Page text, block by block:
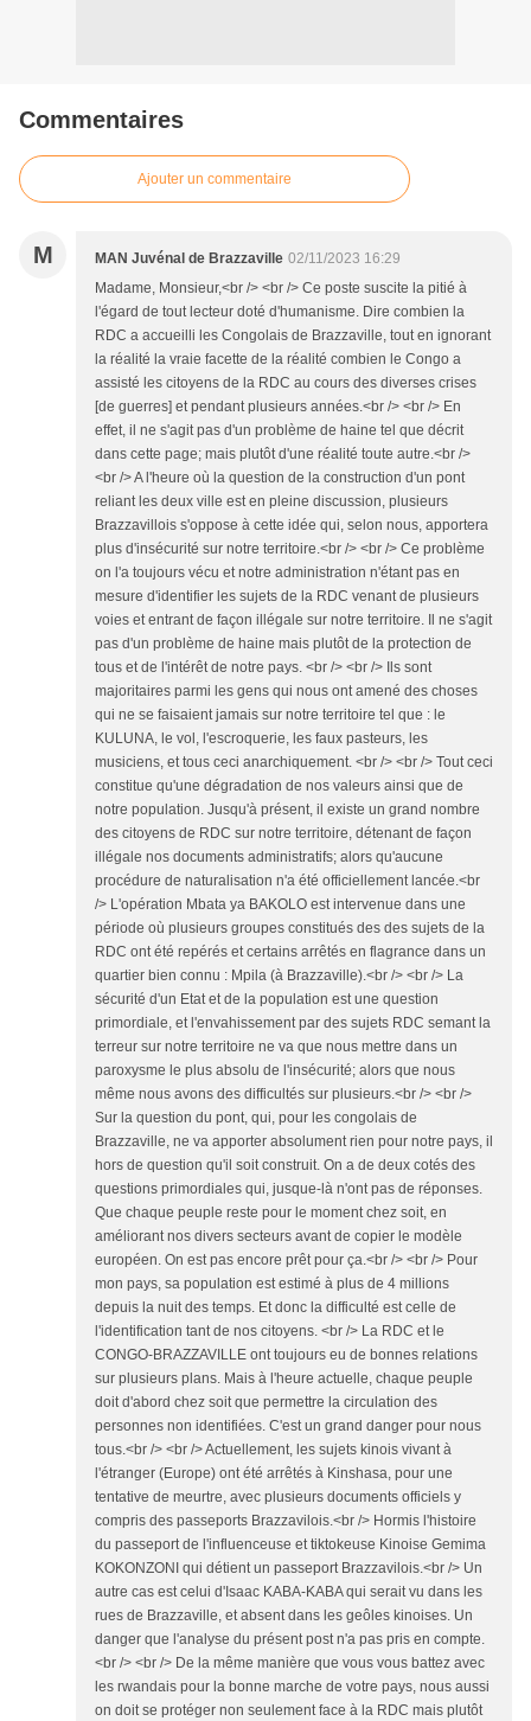
Commentaires
Ajouter un commentaire
M MAN Juvénal de Brazzaville 02/11/2023 16:29
Madame, Monsieur,<br /> <br /> Ce poste suscite la pitié à
l'égard de tout lecteur doté d'humanisme. Dire combien la
RDC a accueilli les Congolais de Brazzaville, tout en ignorant
la réalité la vraie facette de la réalité combien le Congo a
assisté les citoyens de la RDC au cours des diverses crises
[de guerres] et pendant plusieurs années.<br /> <br /> En
effet, il ne s'agit pas d'un problème de haine tel que décrit
dans cette page; mais plutôt d'une réalité toute autre.<br />
<br /> A l'heure où la question de la construction d'un pont
reliant les deux ville est en pleine discussion, plusieurs
Brazzavillois s'oppose à cette idée qui, selon nous, apportera
plus d'insécurité sur notre territoire.<br /> <br /> Ce problème
on l'a toujours vécu et notre administration n'étant pas en
mesure d'identifier les sujets de la RDC venant de plusieurs
voies et entrant de façon illégale sur notre territoire. Il ne s'agit
pas d'un problème de haine mais plutôt de la protection de
tous et de l'intérêt de notre pays. <br /> <br /> Ils sont
majoritaires parmi les gens qui nous ont amené des choses
qui ne se faisaient jamais sur notre territoire tel que : le
KULUNA, le vol, l'escroquerie, les faux pasteurs, les
musiciens, et tous ceci anarchiquement. <br /> <br /> Tout ceci
constitue qu'une dégradation de nos valeurs ainsi que de
notre population. Jusqu'à présent, il existe un grand nombre
des citoyens de RDC sur notre territoire, détenant de façon
illégale nos documents administratifs; alors qu'aucune
procédure de naturalisation n'a été officiellement lancée.<br
/> L'opération Mbata ya BAKOLO est intervenue dans une
période où plusieurs groupes constitués des des sujets de la
RDC ont été repérés et certains arrêtés en flagrance dans un
quartier bien connu : Mpila (à Brazzaville).<br /> <br /> La
sécurité d'un Etat et de la population est une question
primordiale, et l'envahissement par des sujets RDC semant la
terreur sur notre territoire ne va que nous mettre dans un
paroxysme le plus absolu de l'insécurité; alors que nous
même nous avons des difficultés sur plusieurs.<br /> <br />
Sur la question du pont, qui, pour les congolais de
Brazzaville, ne va apporter absolument rien pour notre pays, il
hors de question qu'il soit construit. On a de deux cotés des
questions primordiales qui, jusque-là n'ont pas de réponses.
Que chaque peuple reste pour le moment chez soit, en
améliorant nos divers secteurs avant de copier le modèle
européen. On est pas encore prêt pour ça.<br /> <br /> Pour
mon pays, sa population est estimé à plus de 4 millions
depuis la nuit des temps. Et donc la difficulté est celle de
l'identification tant de nos citoyens. <br /> La RDC et le
CONGO-BRAZZAVILLE ont toujours eu de bonnes relations
sur plusieurs plans. Mais à l'heure actuelle, chaque peuple
doit d'abord chez soit que permettre la circulation des
personnes non identifiées. C'est un grand danger pour nous
tous.<br /> <br /> Actuellement, les sujets kinois vivant à
l'étranger (Europe) ont été arrêtés à Kinshasa, pour une
tentative de meurtre, avec plusieurs documents officiels y
compris des passeports Brazzavilois.<br /> Hormis l'histoire
du passeport de l'influenceuse et tiktokeuse Kinoise Gemima
KOKONZONI qui détient un passeport Brazzavilois.<br /> Un
autre cas est celui d'Isaac KABA-KABA qui serait vu dans les
rues de Brazzaville, et absent dans les geôles kinoises. Un
danger que l'analyse du présent post n'a pas pris en compte.
<br /> <br /> De la même manière que vous vous battez avec
les rwandais pour la bonne marche de votre pays, nous aussi
on doit se protéger non seulement face à la RDC mais plutôt